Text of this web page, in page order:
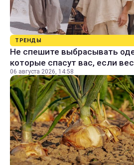
ТРЕНДЫ
Не спешите выбрасывать
которые спасут вас, если
06 августа 2026, 14:58